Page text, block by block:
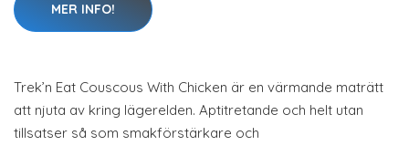
MER INFO!
Trek’n Eat Couscous With Chicken är en värmande maträtt
att njuta av kring lägerelden. Aptitretande och helt utan
tillsatser så som smakförstärkare och